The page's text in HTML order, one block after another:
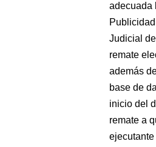
adecuada
Judicial
remate
además
base de
inicio del
remate a